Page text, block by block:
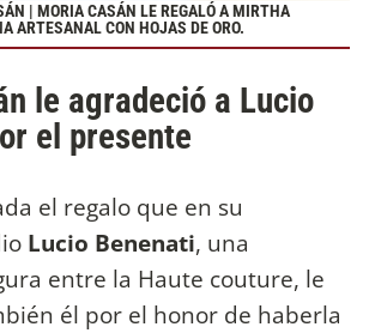
| MORIA CASÁN LE REGALÓ A MIRTHA
ARTESANAL CON HOJAS DE ORO.
le agradeció a Lucio
el presente
el regalo que en su
Lucio Benenati, una
entre la Haute couture, le
él por el honor de haberla